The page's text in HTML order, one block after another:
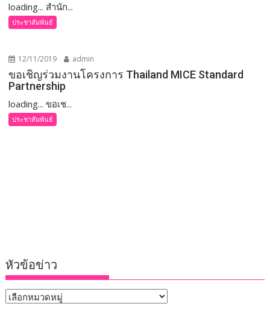
loading... สำนัก...
ประชาสัมพันธ์
12/11/2019 admin
​ขอเชิญร่วมงานโครงการ Thailand MICE Standard
Partnership
loading... ​ขอเช...
ประชาสัมพันธ์
หัวข้อข่าว
หัวข้อ